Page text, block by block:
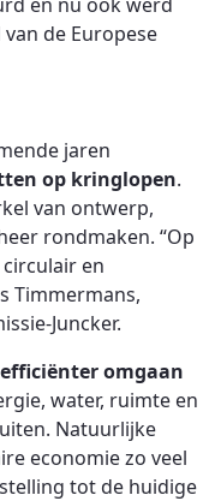
de Europese
jaren
op kringlopen.
van ontwerp,
rondmaken. “Op
en
Timmermans,
Juncker.
efficiënter omgaan
water, ruimte en
Natuurlijke
economie zo veel
tot de huidige